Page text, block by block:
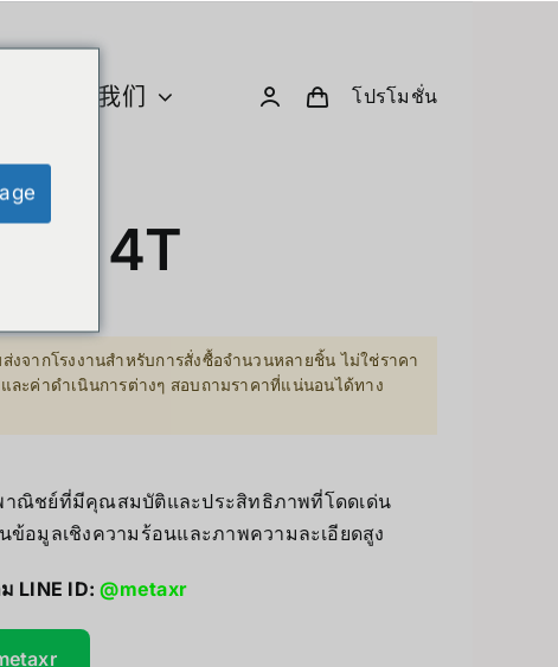
与计算
Computer & Peripherals
Vision Hardware
PC & eGPU
Robodog
Drone
关于我们 โปรโมชั่น
4T
งจากโรงงานสำหรับการสั่งซื้อจำนวนหลายชิ้น ไม่ใช่ราคา
ละค่าดำเนินการต่างๆ สอบถามราคาที่แน่นอนได้ทาง
าณิชย์ที่มีคุณสมบัติและประสิทธิภาพที่โดดเด่น
ข้อมูลเชิงความร้อนและภาพความละเอียดสูง
LINE ID:@metaxr